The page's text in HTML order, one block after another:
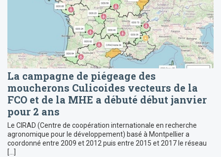
La campagne de piégeage des
moucherons Culicoides vecteurs de la
FCO et de la MHE a débuté début janvier
pour 2 ans
Le CIRAD (Centre de coopération internationale en recherche
agronomique pour le développement) basé à Montpellier a
coordonné entre 2009 et 2012 puis entre 2015 et 2017 le réseau
[…]